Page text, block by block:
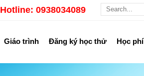
Hotline: 0938034089
Giáo trình Đăng ký học thử Học phí